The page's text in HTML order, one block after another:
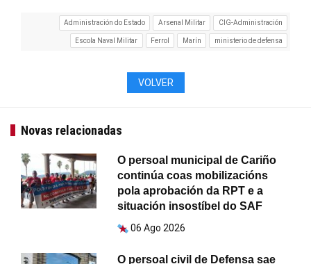
Administración do Estado Arsenal Militar CIG-Administración
Escola Naval Militar Ferrol Marín ministerio de defensa
VOLVER
Novas relacionadas
O persoal municipal de Cariño
continúa coas mobilizacións
pola aprobación da RPT e a
situación insostíbel do SAF
06 Ago 2026
O persoal civil de Defensa sae